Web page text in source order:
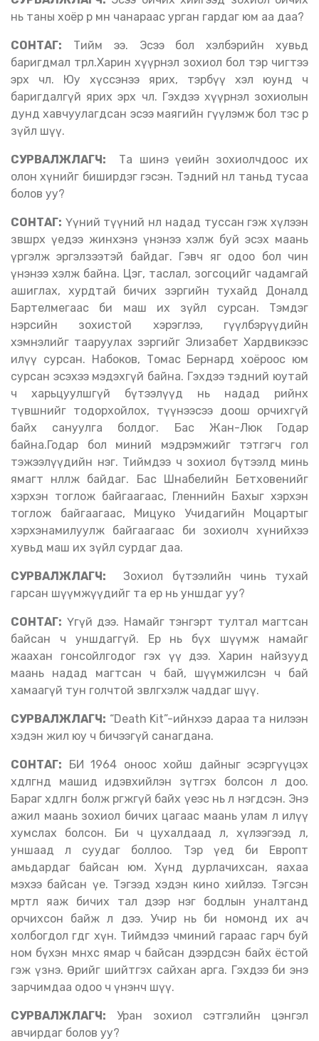
нь таны хоёр өөр мөн чанараас урган гардаг юм аа даа?
СОНТАГ:
Тийм ээ. Эсээ бол хэлбэрийн хувьд
баригдмал төрөл.Харин хүүрнэл зохиол бол тэр чигтээ
эрх чөлөө. Юу хүссэнээ ярих, тэрбүү хэл юунд ч
баригдалгүй ярих эрх чөлөө. Гэхдээ хүүрнэл зохиолын
дунд хавчуулагдсан эсээ маягийн өгүүлэмж бол тэс өөр
зүйл шүү.
СУРВАЛЖЛАГЧ: Та шинэ үеийн зохиолчдоос их
олон хүнийг биширдэг гэсэн. Тэдний нөлөө таньд тусаа
болов уу?
СОНТАГ: Үүний түүний нөлөө надад туссан гэж хүлээн
зөвшөөрөх үедээ жинхэнэ үнэнээ хэлж буй эсэх маань
үргэлж эргэлзээтэй байдаг. Гэвч яг одоо бол чин
үнэнээ хэлж байна. Цэг, таслал, зогсоцийг чадамгай
ашиглах, хурдтай бичих зэргийн тухайд Доналд
Бартелмегаас би маш их зүйл сурсан. Тэмдэг
нэрсийн зохистой хэрэглээ, өгүүлбэрүүдийн
хэмнэлийг тааруулах зэргийг Элизабет Хардвикээс
илүү сурсан. Набоков, Томас Бернард хоёроос юм
сурсан эсэхээ мэдэхгүй байна. Гэхдээ тэдний юутай
ч харьцуулшгүй бүтээлүүд нь надад өөрийнхөө
түвшнийг тодорхойлох, түүнээсээ доош орчихгүй
байх сануулга болдог. Бас Жан-Люк Годар
байна.Годар бол миний мэдрэмжийг тэтгэгч гол
тэжээлүүдийн нэг. Тиймдээ ч зохиол бүтээлд минь
ямагт нөлөөлж байдаг. Бас Шнабелийн Бетховенийг
хэрхэн тоглож байгаагаас, Гленнийн Бахыг хэрхэн
тоглож байгаагаас, Мицуко Учидагийн Моцартыг
хэрхэнамилуулж байгаагаас би зохиолч хүнийхээ
хувьд маш их зүйл сурдаг даа.
СУРВАЛЖЛАГЧ: Зохиол бүтээлийн чинь тухай
гарсан шүүмжүүдийг та ер нь уншдаг уу?
СОНТАГ: Үгүй дээ. Намайг тэнгэрт тултал магтсан
байсан ч уншдаггүй. Ер нь бүх шүүмж намайг
жаахан гонсойлгодог гэх үү дээ. Харин найзууд
маань надад магтсан ч бай, шүүмжилсэн ч бай
хамаагүй тун голчтой зөвлөгөөхэлж чаддаг шүү.
СУРВАЛЖЛАГЧ: “Death Kit”-ийнхээ дараа та нилээн
хэдэн жил юу ч бичээгүй санагдана.
СОНТАГ:
БИ 1964 оноос хойш дайныг эсэргүүцэх
хөдөлгөөнд машид идэвхийлэн зүтгэх болсон л доо.
Бараг хөдөлгөөн болж өргөжөөгүй байх үеэс нь л нэгдсэн. Энэ
ажил маань зохиол бичих цагаас маань улам л илүү
хумслах болсон. Би ч цухалдаад л, хүлээгээд л,
уншаад л суудаг боллоо. Тэр үед би Европт
амьдардаг байсан юм. Хүнд дурлачихсан, яахаа
мэхээ байсан үе. Тэгээд хэдэн кино хийлээ. Тэгсэн
мөртлөө яаж бичих тал дээр нэг бодлын уналтанд
орчихсон байж л дээ. Учир нь би номонд их ач
холбогдол өгдөг хүн. Тиймдээ чминий гараас гарч буй
ном бүхэн өмнөхөөсөө ямар ч байсан дээрдсэн байх ёстой
гэж үзнэ. Өөрийгөө шийтгэх сайхан арга. Гэхдээ би энэ
зарчимдаа одоо ч үнэнч шүү.
СУРВАЛЖЛАГЧ:
Уран зохиол сэтгэлийн цэнгэл
авчирдаг болов уу?